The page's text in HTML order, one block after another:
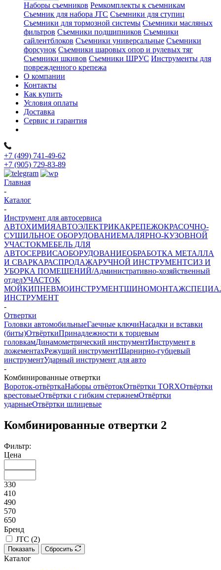
Наборы съемников Ремкомплекты к съемникам
Съемник для набора JTC Съемники для ступиц
Съемники для тормозной системы Съемники масляных
фильтров Съемники подшипников Съемники
сайлентблоков Съемники универсальные Съемники
форсунок Съемники шаровых опор и рулевых тяг
Съемники шкивов Съемники ШРУС Инструменты для
поврежденного крепежа
О компании
Контакты
Как купить
Условия оплаты
Доставка
Сервис и гарантия
+7 (499) 741-49-62
+7 (905) 729-83-89
Главная
-
Каталог
-
Инструмент для автосервиса
АВТОХИМИЯАВТОЭЛЕКТРИКАКРЕПЕЖОКРАСОЧНО-
СУШИЛЬНОЕ ОБОРУДОВАНИЕМАЛЯРНО-КУЗОВНОЙ
УЧАСТОКМЕБЕЛЬ ДЛЯ
АВТОСЕРВИСАОБОРУДОВАНИЕОБРАБОТКА МЕТАЛЛА
И СВАРКАРАСПРОДАЖАРУЧНОЙ ИНСТРУМЕНТСИЗ И
УБОРКА ПОМЕЩЕНИЙ/Административно-хозяйственный
отделУЧАСТОК
МОЙКИПНЕВМОИНСТРУМЕНТШИНОМОНТАЖ
ИНСТРУМЕНТ
-
Отвертки
Головки автомобильныеГаечные ключиНасадки и вставки
(биты)ОтвёрткиПринадлежности к торцевым
головкамДинамометрический инструментИнструмент в
ложементахРежущий инструментШарнирно-губцевый
инструментУдарный инструмент для авто
-
Комбинированные отвертки
Вороток-отвёрткаНаборы отвёртокОтвёртки TORXОтвёртки
крестовыеОтвёртки с гибким стержнемОтвёртки
ударныеОтвёртки шлицевые
Комбинированные отвертки 2
Фильтр:
Цена
330
410
490
570
650
Бренд
JTC (2)
Показать Сбросить
Каталог